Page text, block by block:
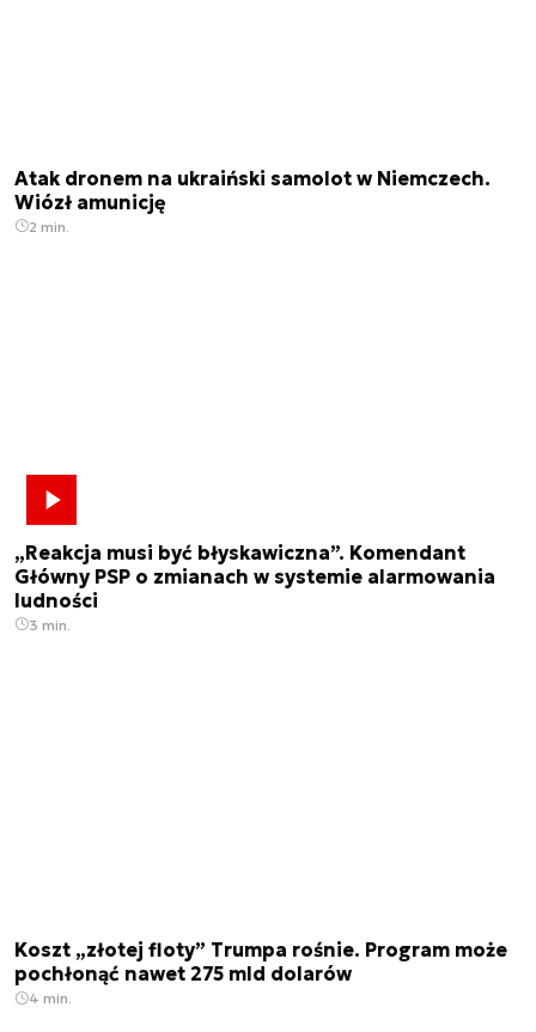
Atak dronem na ukraiński samolot w Niemczech.
Wiózł amunicję
2 min.
„Reakcja musi być błyskawiczna”. Komendant
Główny PSP o zmianach w systemie alarmowania
ludności
3 min.
Koszt „złotej floty” Trumpa rośnie. Program może
pochłonąć nawet 275 mld dolarów
4 min.